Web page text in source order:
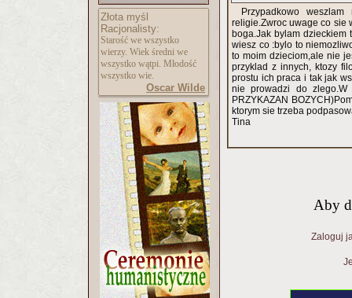
Złota myśl
Racjonalisty:
Starość we wszystko
wierzy. Wiek średni we
wszystko wątpi. Młodość
wszystko wie.
Oscar Wilde
Przypadkowo
religie.Zwroc uwage co sie
boga.Jak bylam
wiesz co :bylo to
to moim dzieciom,ale nie
przyklad z innych, ktozy
prostu ich praca i tak jak
nie prowadzi do
PRZYKAZAN
ktorym sie trzeba
Tina
Aby
Zaloguj